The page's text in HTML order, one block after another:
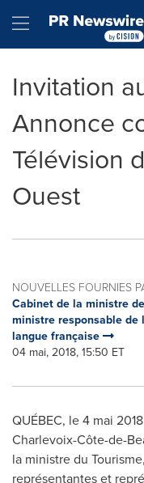
Hamburger
Invitation
Annonce
Télévision
Ouest
NOUVELLES FOURNIES
Cabinet de la ministre
ministre responsable
langue française
04 mai, 2018, 15:50 ET
QUÉBEC, le 4 mai
Charlevoix-Côte-de-
la ministre du
représentantes et